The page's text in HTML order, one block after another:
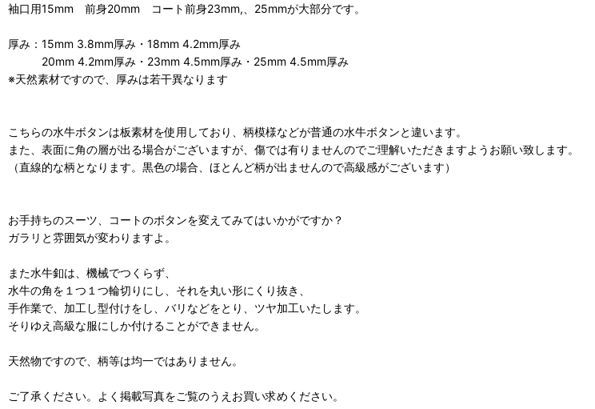
袖口用15mm 前身20mm コート前身23mm,、25mmが大部分です。
厚み：15mm 3.8mm厚み・18mm 4.2mm厚み
20mm 4.2mm厚み・23mm 4.5mm厚み・25mm 4.5mm厚み
※天然素材ですので、厚みは若干異なります
こちらの水牛ボタンは板素材を使用しており、柄模様などが普通の水牛ボタンと違います。
また、表面に角の層が出る場合がございますが、傷では有りませんのでご理解いただきますようお願い致します。
（直線的な柄となります。黒色の場合、ほとんど柄が出ませんので高級感がございます）
お手持ちのスーツ、コートのボタンを変えてみてはいかがですか？
ガラリと雰囲気が変わりますよ。
また水牛釦は、機械でつくらず、
水牛の角を１つ１つ輪切りにし、それを丸い形にくり抜き、
手作業で、加工し型付けをし、バリなどをとり、ツヤ加工いたします。
そりゆえ高級な服にしか付けることができません。
天然物ですので、柄等は均一ではありません。
ご了承ください。よく掲載写真をご覧のうえお買い求めください。